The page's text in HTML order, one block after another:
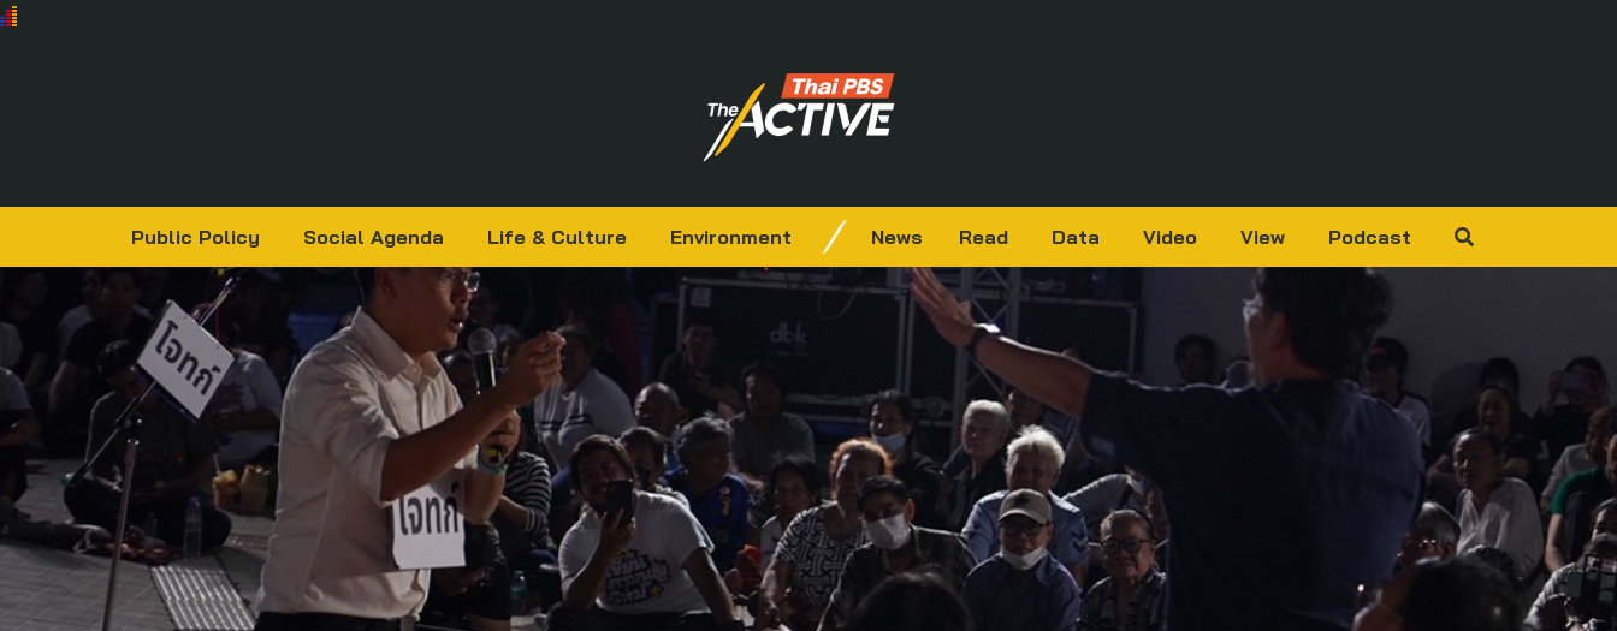
Public Policy Social Agenda Life & Culture Environment News Read Data Video View Podcast